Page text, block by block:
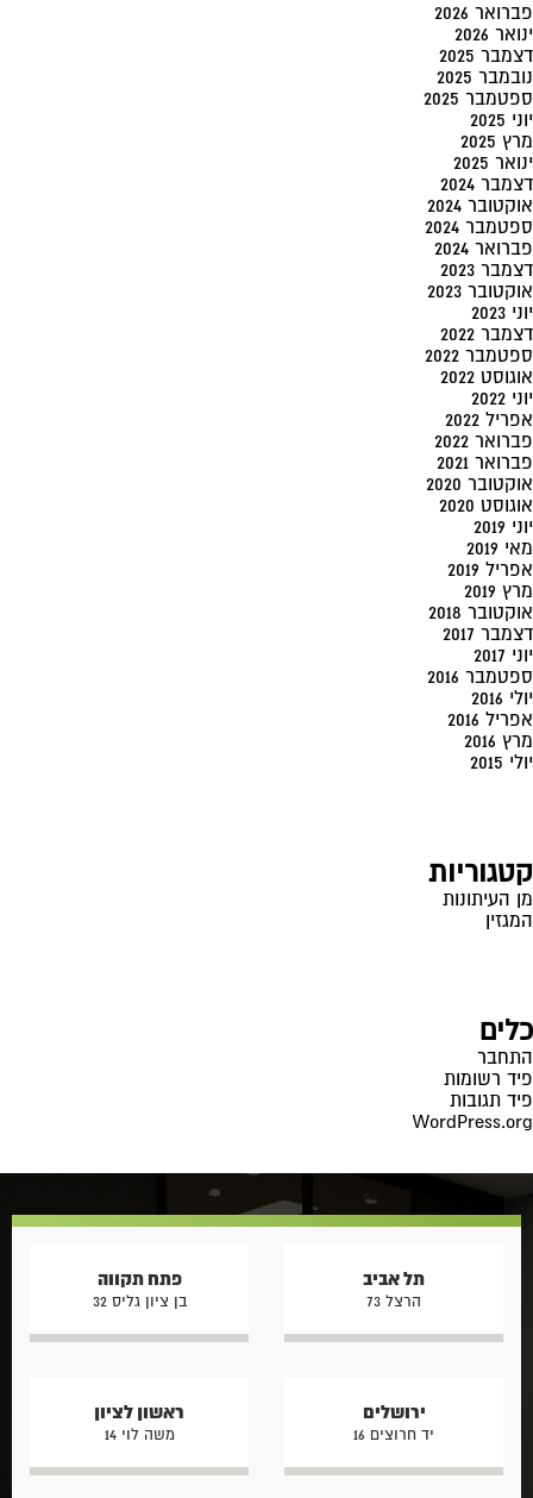
פברואר 2026
ינואר 2026
דצמבר 2025
נובמבר 2025
ספטמבר 2025
יוני 2025
מרץ 2025
ינואר 2025
דצמבר 2024
אוקטובר 2024
ספטמבר 2024
פברואר 2024
דצמבר 2023
אוקטובר 2023
יוני 2023
דצמבר 2022
ספטמבר 2022
אוגוסט 2022
יוני 2022
אפריל 2022
פברואר 2022
פברואר 2021
אוקטובר 2020
אוגוסט 2020
יוני 2019
מאי 2019
אפריל 2019
מרץ 2019
אוקטובר 2018
דצמבר 2017
יוני 2017
ספטמבר 2016
יולי 2016
אפריל 2016
מרץ 2016
יולי 2015
קטגוריות
מן העיתונות
המגזין
כלים
התחבר
פיד רשומות
פיד תגובות
WordPress.org
תל אביב
הרצל 73
פתח תקווה
בן ציון גליס 32
ירושלים
יד חרוצים 16
ראשון לציון
משה לוי 14